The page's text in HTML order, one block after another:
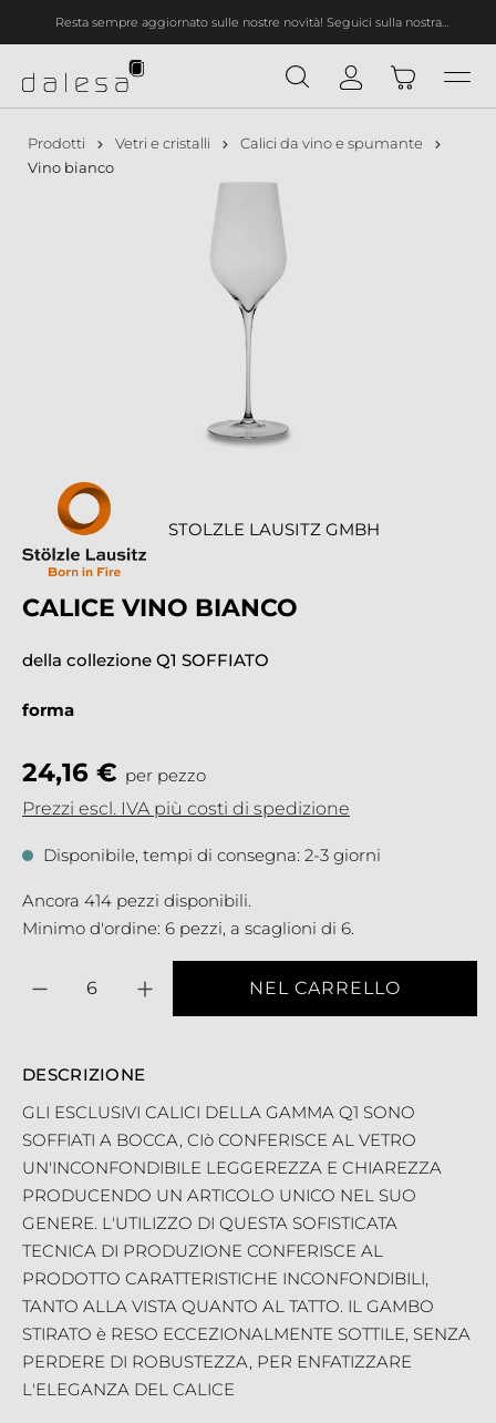
principale
Resta sempre aggiornato sulle nostre novità! Seguici sulla nostra
Prodotti Vetri e cristalli
Calici da vino e spumante
Vino bianco
STOLZLE LAUSITZ GMBH
CALICE VINO BIANCO
della collezione Q1 SOFFIATO
24,16 € per pezzo
Prezzi escl. IVA più costi di spedizione
Disponibile, tempi di consegna: 2-3 giorni
Ancora 414 pezzi disponibili.
Minimo d'ordine: 6 pezzi, a scaglioni di 6.
forma
NEL CARRELLO
DESCRIZIONE
GLI ESCLUSIVI CALICI DELLA GAMMA Q1 SONO
SOFFIATI A BOCCA, CIò CONFERISCE AL VETRO
UN'INCONFONDIBILE LEGGEREZZA E CHIAREZZA
PRODUCENDO UN ARTICOLO UNICO NEL SUO
GENERE. L'UTILIZZO DI QUESTA SOFISTICATA
TECNICA DI PRODUZIONE CONFERISCE AL
PRODOTTO CARATTERISTICHE INCONFONDIBILI,
TANTO ALLA VISTA QUANTO AL TATTO. IL GAMBO
STIRATO è RESO ECCEZIONALMENTE SOTTILE, SENZA
PERDERE DI ROBUSTEZZA, PER ENFATIZZARE
L'ELEGANZA DEL CALICE